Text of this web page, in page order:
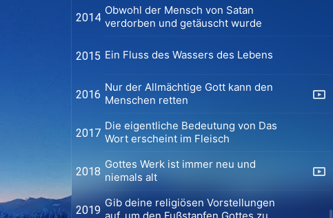
2014
Obwohl der Mensch von Satan
verdorben und getäuscht wurde
2015 Ein Fluss des Wassers des Lebens
2016
Nur der Allmächtige Gott kann den
Menschen retten
2017
Die eigentliche Bedeutung von Das
Wort erscheint im Fleisch
2018
Gottes Werk ist immer neu und
niemals alt
2019
Gib deine religiösen Vorstellungen